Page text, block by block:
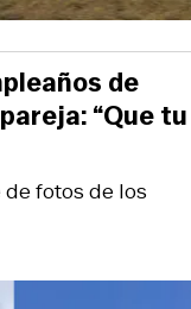
fotos de los
de
“Que tu